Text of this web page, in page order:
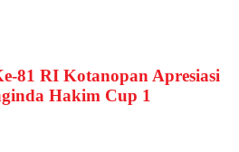
81 RI Kotanopan Apresiasi
Hakim Cup 1